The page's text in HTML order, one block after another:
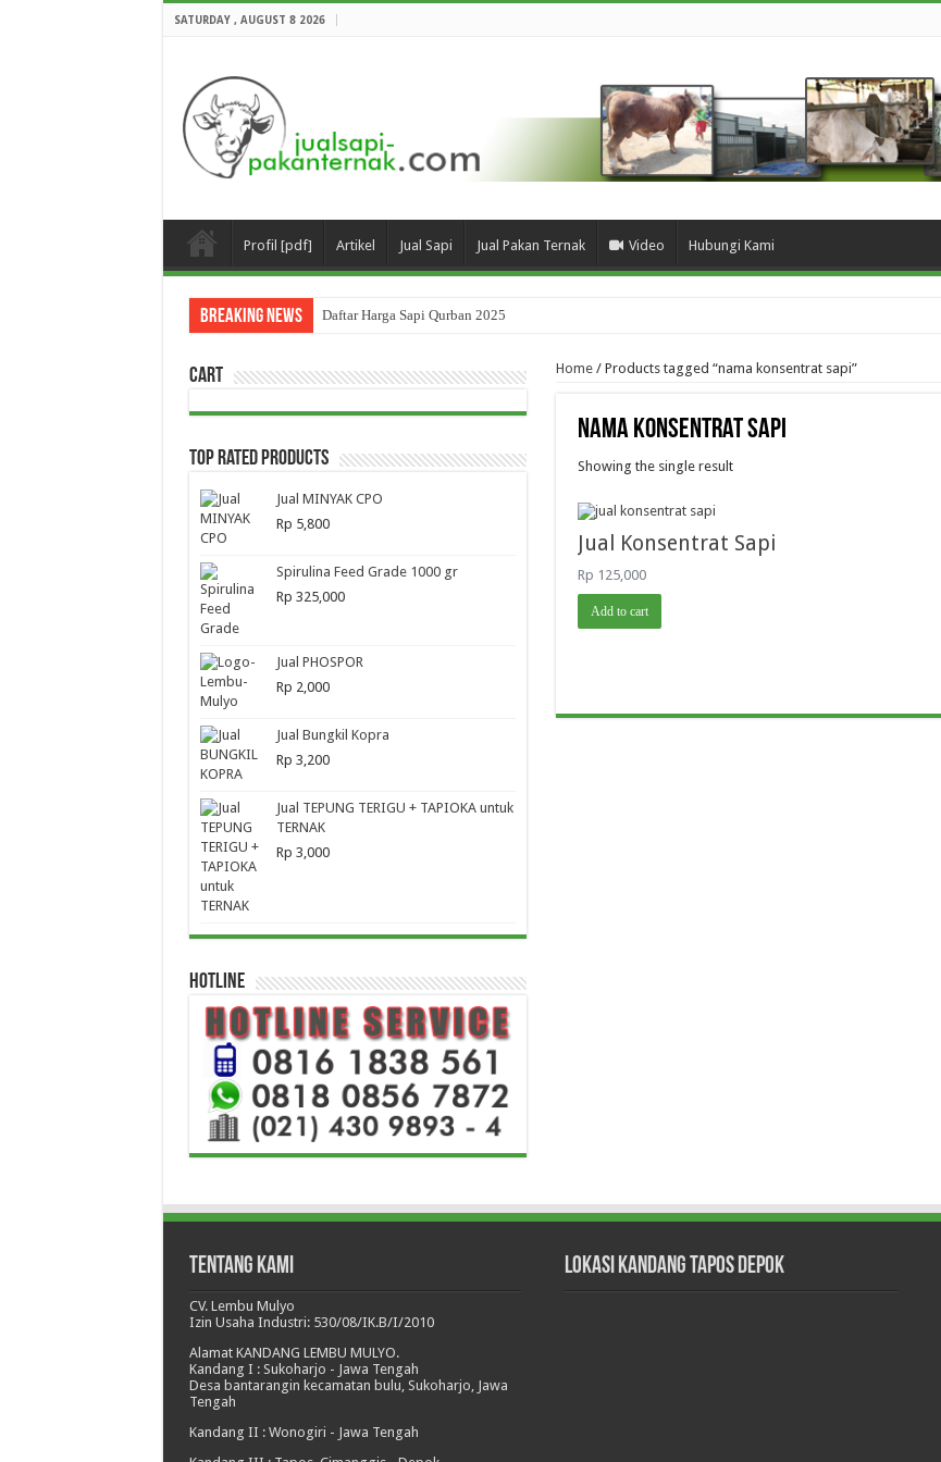
SATURDAY , AUGUST 8 2026
Profil [pdf] Artikel Jual Sapi Jual Pakan Ternak Video Hubungi Kami
Breaking News Daftar Harga Sapi Qurban 2025
Home/ Products tagged “nama konsentrat sapi”
nama konsentrat sapi
Showing the single result
Jual Konsentrat Sapi
Rp 125,000
Add to cart
Cart
Top Rated Products
Jual MINYAK CPO
Rp 5,800
Spirulina Feed Grade 1000 gr
Rp 325,000
Jual PHOSPOR
Rp 2,000
Jual Bungkil Kopra
Rp 3,200
Jual TEPUNG TERIGU + TAPIOKA untuk
TERNAK
Rp 3,000
HOTLINE
Tentang Kami
CV. Lembu Mulyo
Izin Usaha Industri: 530/08/IK.B/I/2010
Alamat KANDANG LEMBU MULYO.
Kandang I : Sukoharjo - Jawa Tengah
Desa bantarangin kecamatan bulu, Sukoharjo, Jawa
Tengah
Kandang II : Wonogiri - Jawa Tengah
Lokasi Kandang Tapos Depok